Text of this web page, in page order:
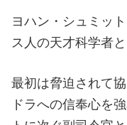
ヨハン・シュミッ
ス人の天才科学者
最初は脅迫されて
ドラへの信奉心を